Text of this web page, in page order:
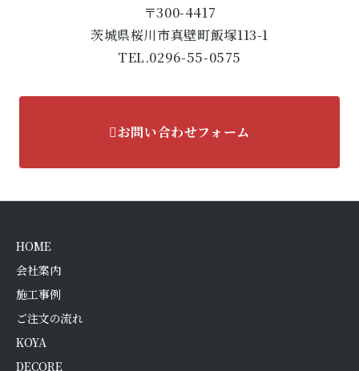
〒300-4417
茨城県桜川市真壁町飯塚113-1
TEL.0296-55-0575
お問い合わせフォーム
HOME
会社案内
施工事例
ご注文の流れ
KOYA
DECORE